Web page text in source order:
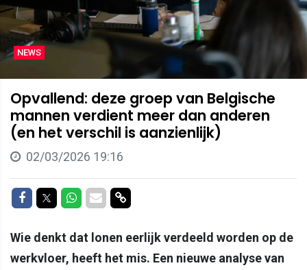
NEWS
Opvallend: deze groep van Belgische
mannen verdient meer dan anderen
(en het verschil is aanzienlijk)
02/03/2026 19:16
Delen op Facebook
Delen op Twitter
Delen op Whatsapp
Delen via Mail
Delen via link
Wie denkt dat lonen eerlijk verdeeld worden op de
werkvloer, heeft het mis. Een nieuwe analyse van